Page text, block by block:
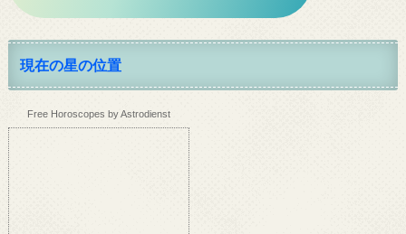
現在の星の位置
Free Horoscopes by Astrodienst